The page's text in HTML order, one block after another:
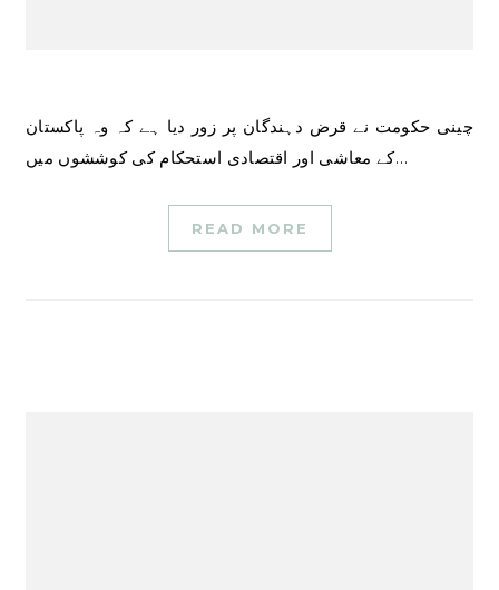
چینی حکومت نے قرض دہندگان پر زور دیا ہے کہ وہ پاکستان
کے معاشی اور اقتصادی استحکام کی کوششوں میں…
READ MORE